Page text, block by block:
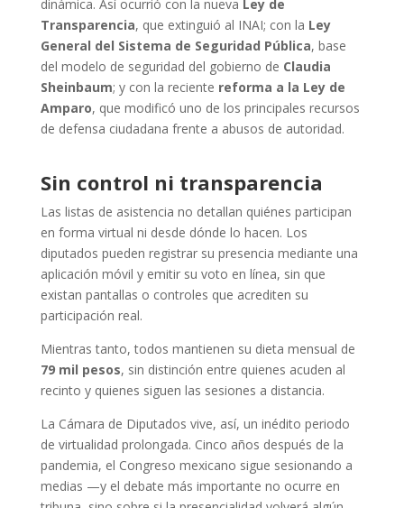
dinámica. Así ocurrió con la nueva Ley de
Transparencia, que extinguió al INAI; con la Ley
General del Sistema de Seguridad Pública, base
del modelo de seguridad del gobierno de Claudia
Sheinbaum; y con la reciente reforma a la Ley de
Amparo, que modificó uno de los principales recursos
de defensa ciudadana frente a abusos de autoridad.
Sin control ni transparencia
Las listas de asistencia no detallan quiénes participan
en forma virtual ni desde dónde lo hacen. Los
diputados pueden registrar su presencia mediante una
aplicación móvil y emitir su voto en línea, sin que
existan pantallas o controles que acrediten su
participación real.
Mientras tanto, todos mantienen su dieta mensual de
79 mil pesos, sin distinción entre quienes acuden al
recinto y quienes siguen las sesiones a distancia.
La Cámara de Diputados vive, así, un inédito periodo
de virtualidad prolongada. Cinco años después de la
pandemia, el Congreso mexicano sigue sesionando a
medias —y el debate más importante no ocurre en